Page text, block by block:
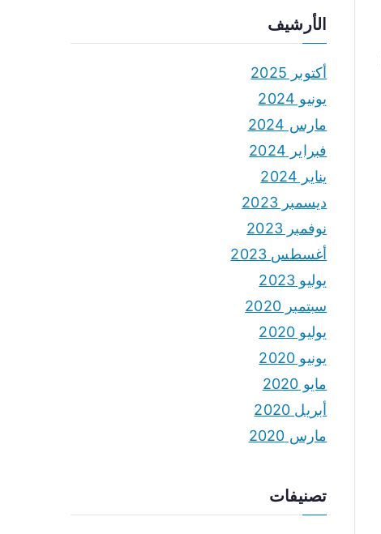
الأرشيف
أكتوبر 2025
يونيو 2024
مارس 2024
فبراير 2024
يناير 2024
ديسمبر 2023
نوفمبر 2023
أغسطس 2023
يوليو 2023
سبتمبر 2020
يوليو 2020
يونيو 2020
مايو 2020
أبريل 2020
مارس 2020
تصنيفات